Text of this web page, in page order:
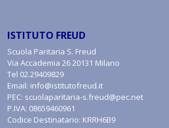
ISTITUTO FREUD
Scuola Paritaria S. Freud
Via Accademia 26 20131 Milano
Tel 02.29409829
Email: info@istitutofreud.it
PEC: scuolaparitaria-s.freud@pec.net
P.IVA: 08659460961
Codice Destinatario: KRRH6B9